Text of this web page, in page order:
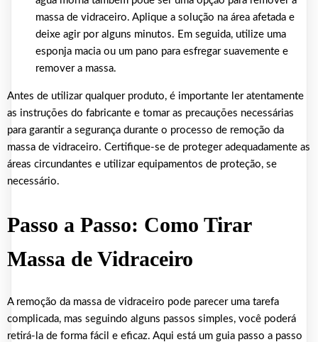
massa de vidraceiro. Aplique a solução na área afetada e
deixe agir por alguns minutos. Em seguida, utilize uma
esponja macia ou um pano para esfregar suavemente e
remover a massa.
Antes de utilizar qualquer produto, é importante ler atentamente
as instruções do fabricante e tomar as precauções necessárias
para garantir a segurança durante o processo de remoção da
massa de vidraceiro. Certifique-se de proteger adequadamente as
áreas circundantes e utilizar equipamentos de proteção, se
necessário.
Passo a Passo: Como Tirar
Massa de Vidraceiro
A remoção da massa de vidraceiro pode parecer uma tarefa
complicada, mas seguindo alguns passos simples, você poderá
retirá-la de forma fácil e eficaz. Aqui está um guia passo a passo